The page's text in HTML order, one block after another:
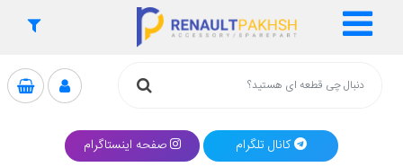
کانال تلگرام صفحه اینستاگرام